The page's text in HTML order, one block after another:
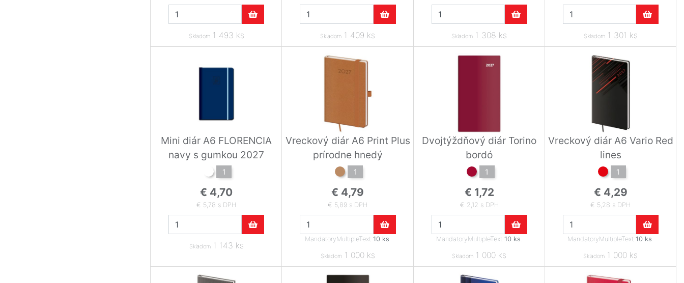
Skladom1 493 ks Skladom 1 409 ks Skladom 1 308 ks Skladom1 301 ks
Mini diár A6 FLORENCIA
navy s gumkou 2027
1
€ 4,70
€ 5,78 s DPH
Skladom1 143 ks
Vreckový diár A6 Print Plus
prírodne hnedý
1
€ 4,79
€ 5,89 s DPH
MandatoryMultipleText 10 ks
Skladom1 000 ks
Dvojtýždňový diár Torino
bordó
1
€ 1,72
€ 2,12 s DPH
MandatoryMultipleText10 ks
Skladom 1 000 ks
Vreckový diár A6 Vario Red
lines
1
€ 4,29
€ 5,28 s DPH
MandatoryMultipleText10 ks
Skladom 1 000 ks